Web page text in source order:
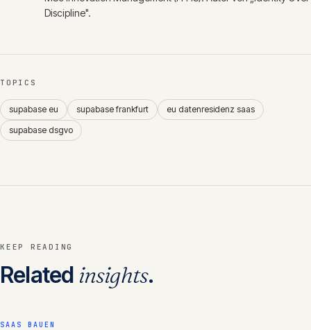
Discipline".
TOPICS
supabase eu supabase frankfurt
eu datenresidenz saas
supabase dsgvo
KEEP READING
Related insights.
SAAS BAUEN